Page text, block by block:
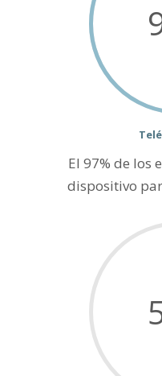
El 97% de los
dispositivo